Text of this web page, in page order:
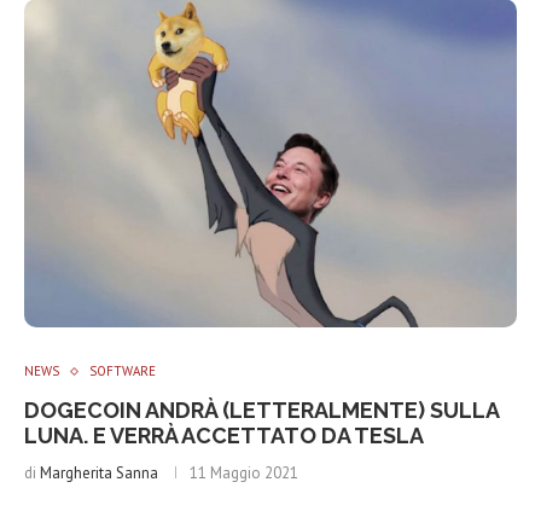
NEWS SOFTWARE
DOGECOIN ANDRÀ (LETTERALMENTE) SULLA
LUNA. E VERRÀ ACCETTATO DA TESLA
di Margherita Sanna 11 Maggio 2021